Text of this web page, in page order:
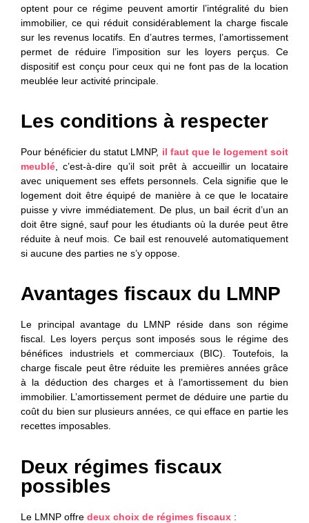
optent pour ce régime peuvent amortir l’intégralité du bien
immobilier, ce qui réduit considérablement la charge fiscale
sur les revenus locatifs. En d’autres termes, l’amortissement
permet de réduire l’imposition sur les loyers perçus. Ce
dispositif est conçu pour ceux qui ne font pas de la location
meublée leur activité principale.
Les conditions à respecter
Pour bénéficier du statut LMNP, il faut que le logement soit
meublé , c’est-à-dire qu’il soit prêt à accueillir un locataire
avec uniquement ses effets personnels. Cela signifie que le
logement doit être équipé de manière à ce que le locataire
puisse y vivre immédiatement. De plus, un bail écrit d’un an
doit être signé, sauf pour les étudiants où la durée peut être
réduite à neuf mois. Ce bail est renouvelé automatiquement
si aucune des parties ne s’y oppose.
Avantages fiscaux du LMNP
Le principal avantage du LMNP réside dans son régime
fiscal. Les loyers perçus sont imposés sous le régime des
bénéfices industriels et commerciaux (BIC). Toutefois, la
charge fiscale peut être réduite les premières années grâce
à la déduction des charges et à l’amortissement du bien
immobilier. L’amortissement permet de déduire une partie du
coût du bien sur plusieurs années, ce qui efface en partie les
recettes imposables.
Deux régimes fiscaux
possibles
Le LMNP offre deux choix de régimes fiscaux :